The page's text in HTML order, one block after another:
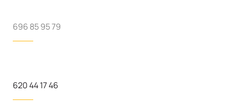
696 85 95 79
620 44 17 46